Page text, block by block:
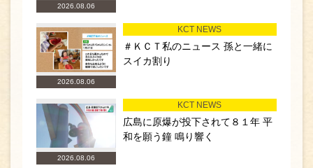
2026.08.06
2026.08.06
KCT NEWS
＃ＫＣＴ私のニュース 孫と一緒に
スイカ割り
2026.08.06
KCT NEWS
広島に原爆が投下されて８１年 平
和を願う鐘 鳴り響く